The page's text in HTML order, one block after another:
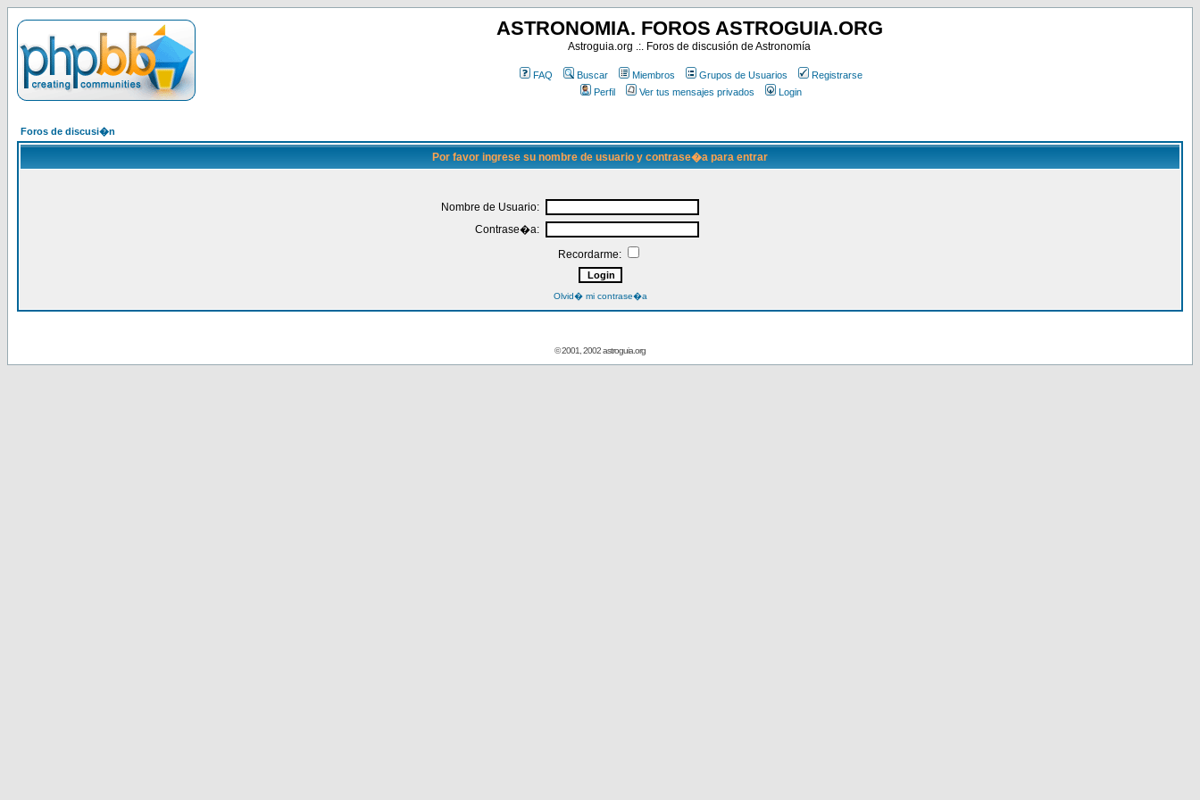
ASTRONOMIA. FOROS ASTROGUIA.ORG
Astroguia.org .:. Foros de discusión de Astronomía
FAQ Buscar Miembros Grupos de Usuarios
Registrarse
Perfil
Ver tus mensajes privados Login
Foros de discusi�n
Por favor ingrese su nombre de usuario y contrase�a para entrar
Nombre de Usuario:
Contrase�a:
Recordarme:
Olvid� mi contrase�a
© 2001, 2002 astroguia.org